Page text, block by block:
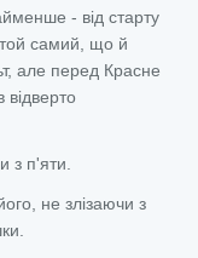
- від старту
самий, що й
але перед Красне
з п'яти.
не злізаючи з